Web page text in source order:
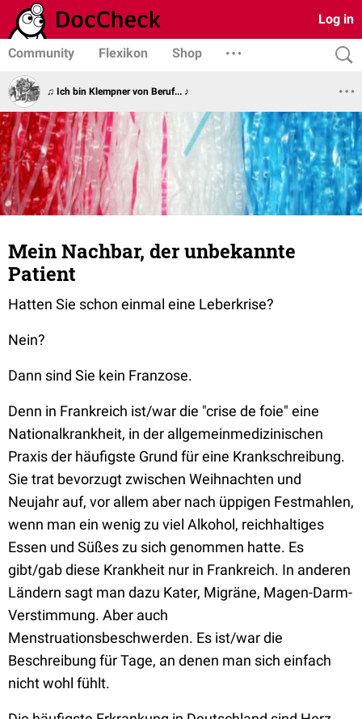
Log in
Community Flexikon Shop
♫ Ich bin Klempner von Beruf... ♪
Mein Nachbar, der unbekannte
Patient
Hatten Sie schon einmal eine Leberkrise?
Nein?
Dann sind Sie kein Franzose.
Denn in Frankreich ist/war die "crise de foie" eine
Nationalkrankheit, in der allgemeinmedizinischen
Praxis der häufigste Grund für eine Krankschreibung.
Sie trat bevorzugt zwischen Weihnachten und
Neujahr auf, vor allem aber nach üppigen Festmahlen,
wenn man ein wenig zu viel Alkohol, reichhaltiges
Essen und Süßes zu sich genommen hatte. Es
gibt/gab diese Krankheit nur in Frankreich. In anderen
Ländern sagt man dazu Kater, Migräne, Magen-Darm-
Verstimmung. Aber auch
Menstruationsbeschwerden. Es ist/war die
Beschreibung für Tage, an denen man sich einfach
nicht wohl fühlt.